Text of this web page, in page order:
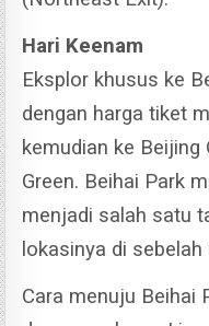
Hari Keenam
Eksplor khusus ke
dengan harga tiket
kemudian ke
Green. Beihai Park
menjadi salah satu
lokasinya di
Cara menuju Beihai